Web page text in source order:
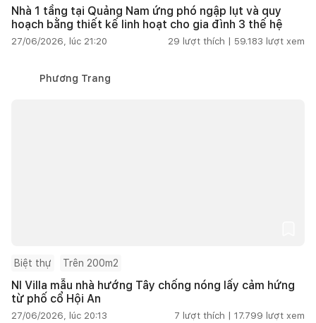
Nhà 1 tầng tại Quảng Nam ứng phó ngập lụt và quy
hoạch bằng thiết kế linh hoạt cho gia đình 3 thế hệ
27/06/2026, lúc 21:20 29 lượt thích | 59.183 lượt xem
Phương Trang
Biệt thự Trên 200m2
NI Villa mẫu nhà hướng Tây chống nóng lấy cảm hứng
từ phố cổ Hội An
27/06/2026, lúc 20:13 7 lượt thích | 17.799 lượt xem